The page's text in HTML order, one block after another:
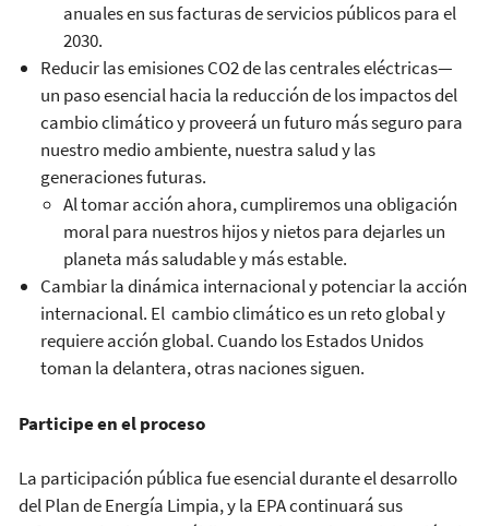
anuales en sus facturas de servicios públicos para el
2030.
Reducir las emisiones CO2 de las centrales eléctricas—
un paso esencial hacia la reducción de los impactos del
cambio climático y proveerá un futuro más seguro para
nuestro medio ambiente, nuestra salud y las
generaciones futuras.
Al tomar acción ahora, cumpliremos una obligación
moral para nuestros hijos y nietos para dejarles un
planeta más saludable y más estable.
Cambiar la dinámica internacional y potenciar la acción
internacional. El cambio climático es un reto global y
requiere acción global. Cuando los Estados Unidos
toman la delantera, otras naciones siguen.
Participe en el proceso
La participación pública fue esencial durante el desarrollo
del Plan de Energía Limpia, y la EPA continuará sus